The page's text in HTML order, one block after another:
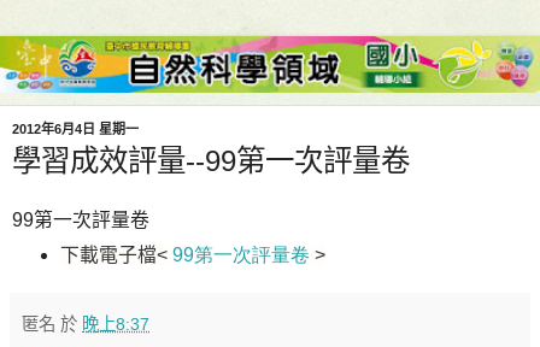
2012年6月4日 星期一
學習成效評量--99第一次評量卷
99第一次評量卷
下載電子檔< 99第一次評量卷 >
匿名 於 晚上8:37